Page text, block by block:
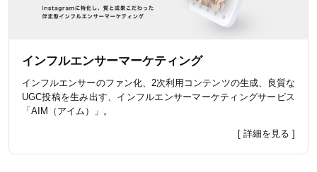
インフルエンサーマーケティング
インフルエンサーのファン化、2次利用コンテンツの生成、良質な
UGC投稿を生み出す、インフルエンサーマーケティングサービス
「AIM（アイム）」。
[ 詳細を見る ]